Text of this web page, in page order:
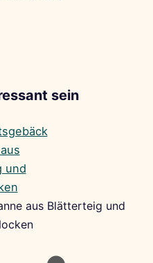
sein
aus Blätterteig und